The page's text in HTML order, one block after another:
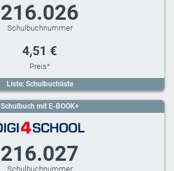
Liste: Schulbuchliste
216.026
4,51 €
Schulbuch mit E-BOOK+
216.027